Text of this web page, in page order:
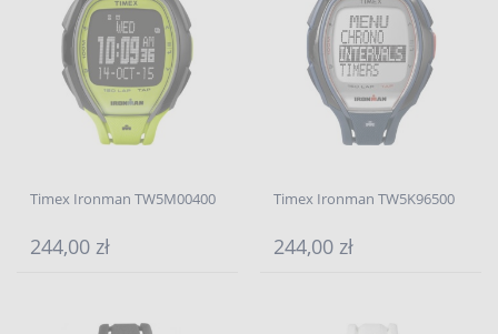
Timex Ironman TW5M00400
244,00 zł
Timex Ironman TW5K96500
244,00 zł